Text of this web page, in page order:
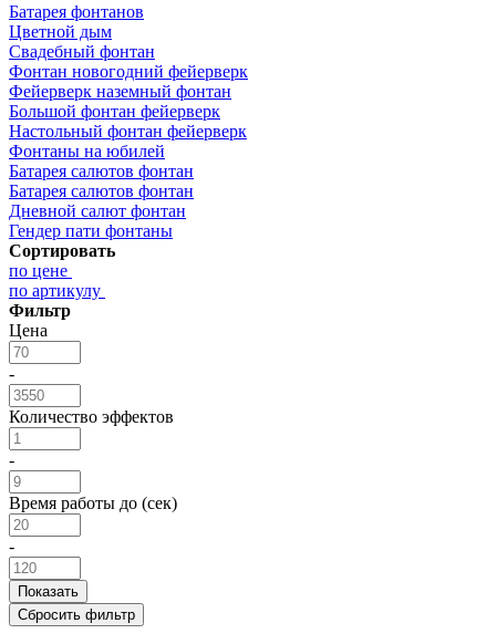
Батарея фонтанов
Цветной дым
Свадебный фонтан
Фонтан новогодний фейерверк
Фейерверк наземный фонтан
Большой фонтан фейерверк
Настольный фонтан фейерверк
Фонтаны на юбилей
Батарея салютов фонтан
Батарея салютов фонтан
Дневной салют фонтан
Гендер пати фонтаны
Сортировать
по цене
по артикулу
Фильтр
Цена
-
Количество эффектов
-
Время работы до (сек)
-